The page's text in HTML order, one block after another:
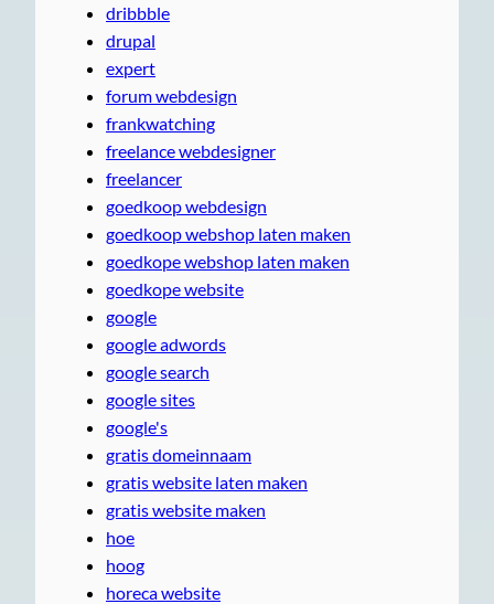
dribbble
drupal
expert
forum webdesign
frankwatching
freelance webdesigner
freelancer
goedkoop webdesign
goedkoop webshop laten maken
goedkope webshop laten maken
goedkope website
google
google adwords
google search
google sites
google's
gratis domeinnaam
gratis website laten maken
gratis website maken
hoe
hoog
horeca website